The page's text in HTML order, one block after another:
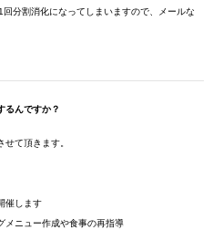
分割消化になってしまいますので、メールな
るんですか？
て頂きます。
催します
ニュー作成や食事の再指導